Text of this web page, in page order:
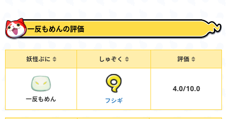
一反もめんの評価
妖怪ぷに しゅぞく 評価
一反もめん フシギ
4.0/10.0